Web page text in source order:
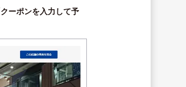
クーポンを入力して予